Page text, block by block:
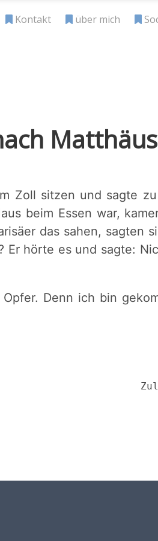
Kontakt über mich
Zoll sitzen und sagte
beim Essen war,
das sahen, sagten
hörte es und sagte:
Denn ich bin